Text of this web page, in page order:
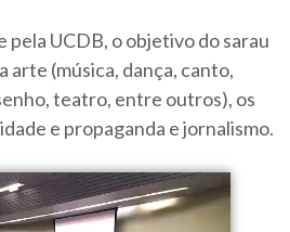
pela UCDB, o objetivo do sarau
arte (música, dança, canto,
teatro, entre outros), os
e propaganda e jornalismo.